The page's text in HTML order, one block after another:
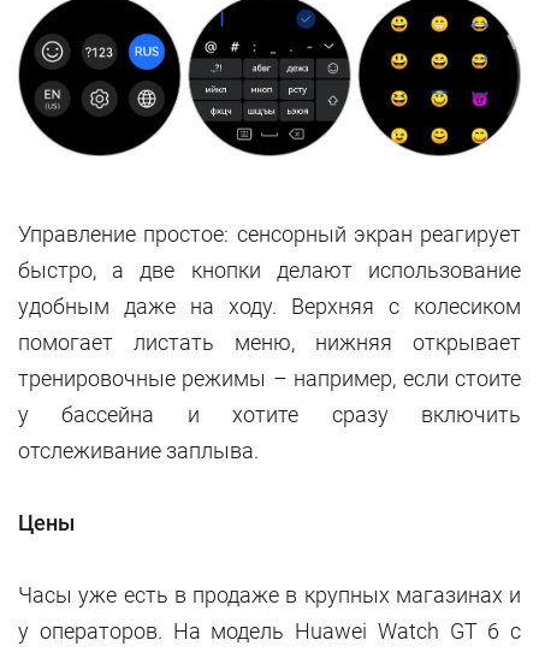
Управление простое: сенсорный экран реагирует
быстро, а две кнопки делают использование
удобным даже на ходу. Верхняя с колесиком
помогает листать меню, нижняя открывает
тренировочные режимы – например, если стоите
у бассейна и хотите сразу включить
отслеживание заплыва.
Цены
Часы уже есть в продаже в крупных магазинах и
у операторов. На модель Huawei Watch GT 6 с